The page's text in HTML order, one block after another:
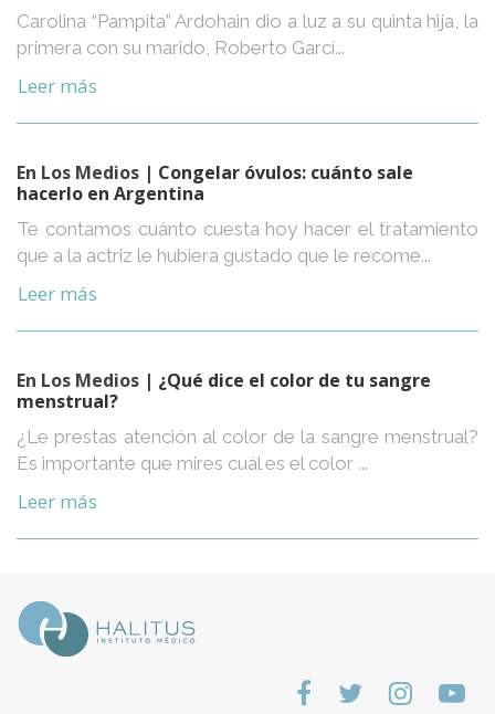
Carolina “Pampita” Ardohain dio a luz a su quinta hija, la
primera con su marido, Roberto Garcí...
Leer más
En Los Medios | Congelar óvulos: cuánto sale
hacerlo en Argentina
Te contamos cuánto cuesta hoy hacer el tratamiento
que a la actriz le hubiera gustado que le recome...
Leer más
En Los Medios | ¿Qué dice el color de tu sangre
menstrual?
¿Le prestas atención al color de la sangre menstrual?
Es importante que mires cuál es el color ...
Leer más